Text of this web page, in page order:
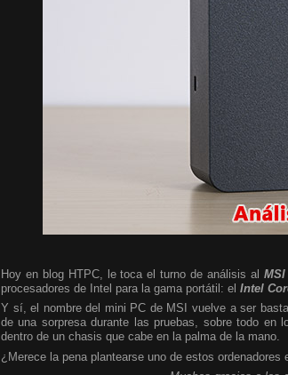
Hoy en blog HTPC, le toca el turno de análisis al MSI
procesadores de Intel para la gama portátil: el Intel
Y sí, el nombre del mini PC de MSI vuelve a ser
de una sorpresa durante las pruebas, sobre todo
dentro de un chasis que cabe en la palma de la mano.
¿Merece la pena plantearse uno de estos